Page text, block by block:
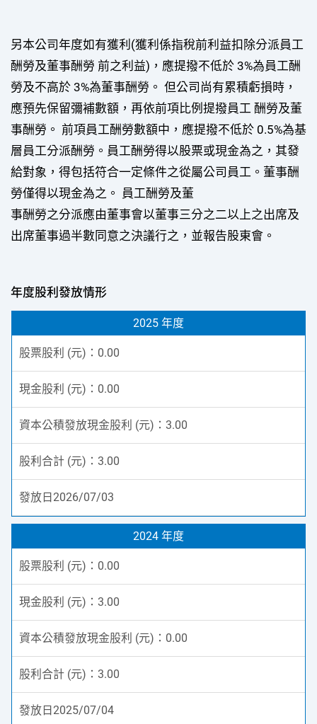
另本公司年度如有獲利(獲利係指稅前利益扣除分派員工
酬勞及董事酬勞 前之利益)，應提撥不低於 3%為員工酬
勞及不高於 3%為董事酬勞。 但公司尚有累積虧損時，
應預先保留彌補數額，再依前項比例提撥員工 酬勞及董
事酬勞。 前項員工酬勞數額中，應提撥不低於 0.5%為基
層員工分派酬勞。員工酬勞得以股票或現金為之，其發
給對象，得包括符合一定條件之從屬公司員工。董事酬
勞僅得以現金為之。 員工酬勞及董
事酬勞之分派應由董事會以董事三分之二以上之出席及
出席董事過半數同意之決議行之，並報告股東會。
年度股利發放情形
2025 年度
0.00
0.00
3.00
3.00
2026/07/03
2024 年度
0.00
3.00
0.00
3.00
2025/07/04